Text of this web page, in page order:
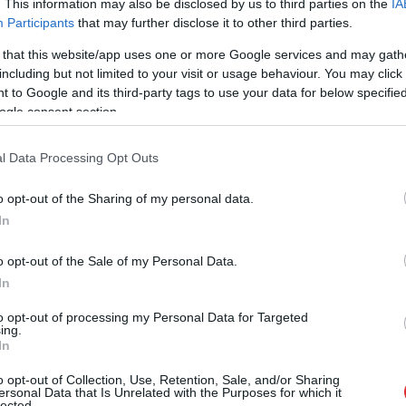
This information may also be disclosed by us to third parties on the
Participants that may further disclose it to other third parties.
that this website/app uses one or more Google services and may
but not limited to your visit or usage behaviour. You may
to Google and its third-party tags to use your data for below
consent section.
Data Processing Opt Outs
opt-out of the Sharing of my personal data.
opt-out of the Sale of my Personal Data.
opt-out of processing my Personal Data for Targeted
opt-out of Collection, Use, Retention, Sale, and/or Sharing
Data that Is Unrelated with the Purposes for which it
Padomju lidlaukus, pirmo sāka bombardēt
pārgāja robežu, kas tajā laikā patiesībā bija
sadalītajā Polijā.
negaidīja. Nav noslēpums, ka Padomju
Ir viedoklis, ka Hitlers ar savu uzbrukumu
par kādu mēnesi.